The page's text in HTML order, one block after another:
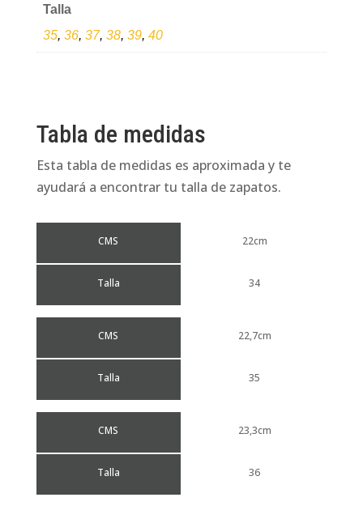
Talla
35, 36, 37, 38, 39, 40
Tabla de medidas
Esta tabla de medidas es aproximada y te
ayudará a encontrar tu talla de zapatos.
CMS
Talla
22cm
34
CMS
Talla
22,7cm
35
CMS
Talla
23,3cm
36